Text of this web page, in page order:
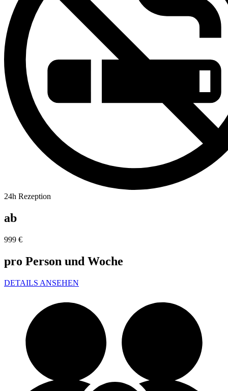
24h Rezeption
ab
999 €
pro Person und Woche
DETAILS ANSEHEN